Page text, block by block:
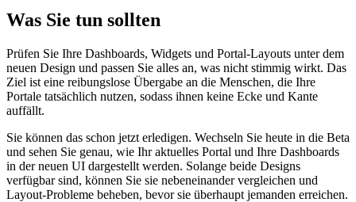
Was Sie tun sollten
Prüfen Sie Ihre Dashboards, Widgets und Portal-Layouts unter dem
neuen Design und passen Sie alles an, was nicht stimmig wirkt. Das
Ziel ist eine reibungslose Übergabe an die Menschen, die Ihre
Portale tatsächlich nutzen, sodass ihnen keine Ecke und Kante
auffällt.
Sie können das schon jetzt erledigen. Wechseln Sie heute in die Beta
und sehen Sie genau, wie Ihr aktuelles Portal und Ihre Dashboards
in der neuen UI dargestellt werden. Solange beide Designs
verfügbar sind, können Sie sie nebeneinander vergleichen und
Layout-Probleme beheben, bevor sie überhaupt jemanden erreichen.